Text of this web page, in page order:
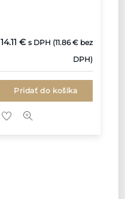
14.11€ s DPH (11.86€ bez
DPH)
Pridať do košíka